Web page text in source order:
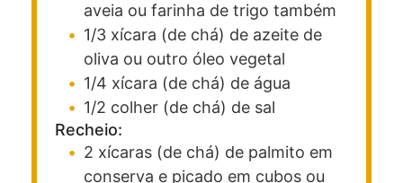
aveia ou farinha de trigo também
1/3 xícara (de chá) de azeite de
oliva ou outro óleo vegetal
1/4 xícara (de chá) de água
1/2 colher (de chá) de sal
Recheio:
2 xícaras (de chá) de palmito em
conserva e picado em cubos ou